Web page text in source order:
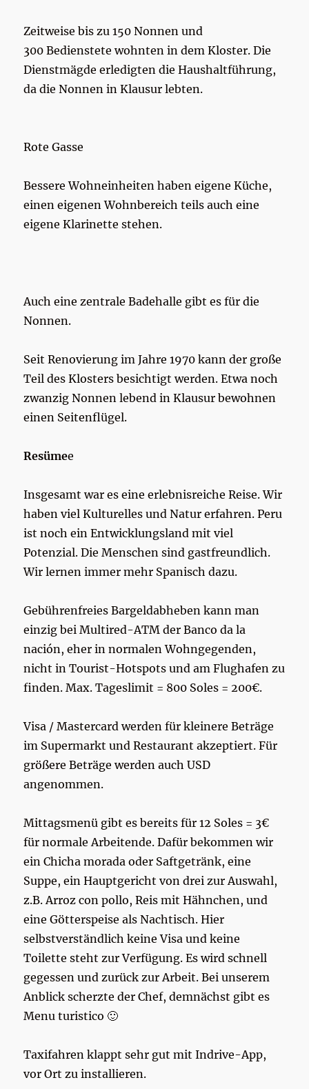
Zeitweise bis zu 150 Nonnen und
300 Bedienstete wohnten in dem Kloster. Die
Dienstmägde erledigten die Haushaltführung,
da die Nonnen in Klausur lebten.
Rote Gasse
Bessere Wohneinheiten haben eigene Küche,
einen eigenen Wohnbereich teils auch eine
eigene Klarinette stehen.
Auch eine zentrale Badehalle gibt es für die
Nonnen.
Seit Renovierung im Jahre 1970 kann der große
Teil des Klosters besichtigt werden. Etwa noch
zwanzig Nonnen lebend in Klausur bewohnen
einen Seitenflügel.
Resümee
Insgesamt war es eine erlebnisreiche Reise. Wir
haben viel Kulturelles und Natur erfahren. Peru
ist noch ein Entwicklungsland mit viel
Potenzial. Die Menschen sind gastfreundlich.
Wir lernen immer mehr Spanisch dazu.
Gebührenfreies Bargeldabheben kann man
einzig bei Multired-ATM der Banco da la
nación, eher in normalen Wohngegenden,
nicht in Tourist-Hotspots und am Flughafen zu
finden. Max. Tageslimit = 800 Soles = 200€.
Visa / Mastercard werden für kleinere Beträge
im Supermarkt und Restaurant akzeptiert. Für
größere Beträge werden auch USD
angenommen.
Mittagsmenü gibt es bereits für 12 Soles = 3€
für normale Arbeitende. Dafür bekommen wir
ein Chicha morada oder Saftgetränk, eine
Suppe, ein Hauptgericht von drei zur Auswahl,
z.B. Arroz con pollo, Reis mit Hähnchen, und
eine Götterspeise als Nachtisch. Hier
selbstverständlich keine Visa und keine
Toilette steht zur Verfügung. Es wird schnell
gegessen und zurück zur Arbeit. Bei unserem
Anblick scherzte der Chef, demnächst gibt es
Menu turistico 🙂
Taxifahren klappt sehr gut mit Indrive-App,
vor Ort zu installieren.